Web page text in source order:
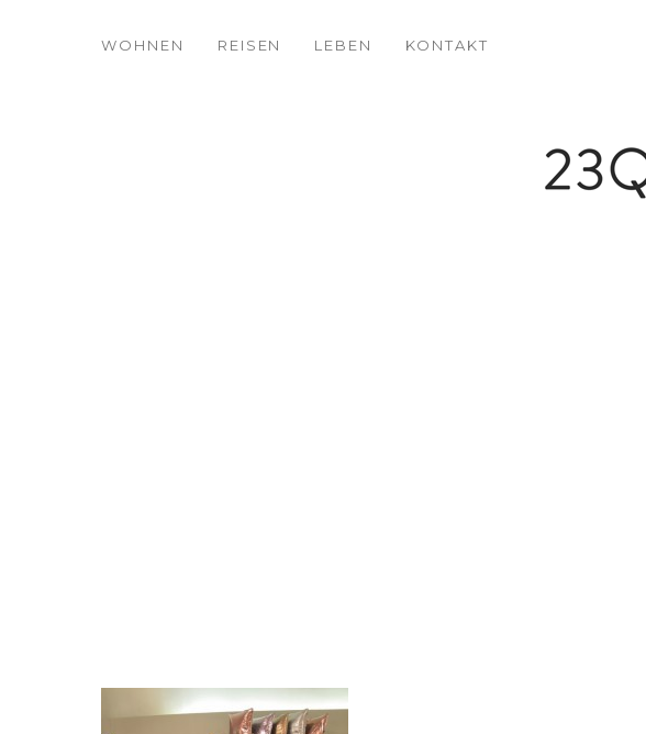
WOHNEN REISEN LEBEN KONTAKT